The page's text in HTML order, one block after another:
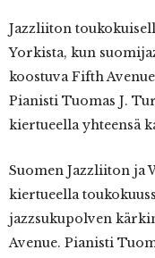
Jazzliiton
Yorkista, kun
koostuva Fifth
Pianisti Tuomas J.
kiertueella yhteensä
Suomen Jazzliiton ja
kiertueella
jazzsukupolven
Avenue. Pianisti